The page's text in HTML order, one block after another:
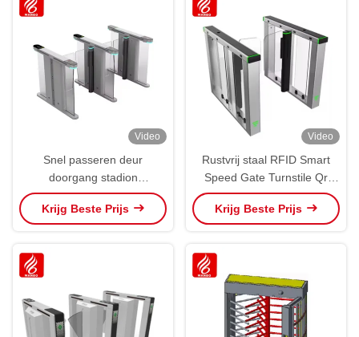
Video
Snel passeren deur
doorgang stadion
toegangscontrole
draaistoring poort swing
Krijg Beste Prijs
Video
Rustvrij staal RFID Smart
Speed Gate Turnstile Qr
Code Swing Barrier voor
toegangscontrole voor
Krijg Beste Prijs